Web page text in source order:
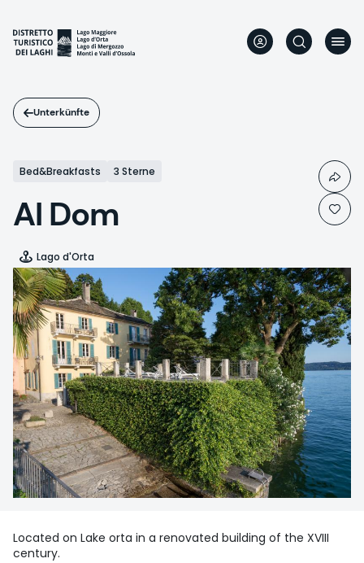
Inhalt
Unterkünfte
Bed&Breakfasts 3 Sterne
Al Dom
Lago d'Orta
Located on Lake orta in a renovated building of the XVIII
century.